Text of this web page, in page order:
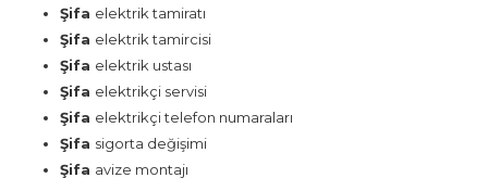
Şifa elektrik tamiratı
Şifa elektrik tamircisi
Şifa elektrik ustası
Şifa elektrikçi servisi
Şifa elektrikçi telefon numaraları
Şifa sigorta değişimi
Şifa avize montajı